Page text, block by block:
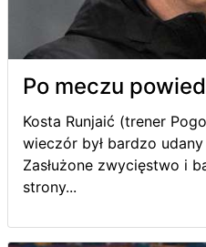
Po meczu
Kosta Runjaić (trener
wieczór był bardzo
Zasłużone zwycięstwo i
strony...